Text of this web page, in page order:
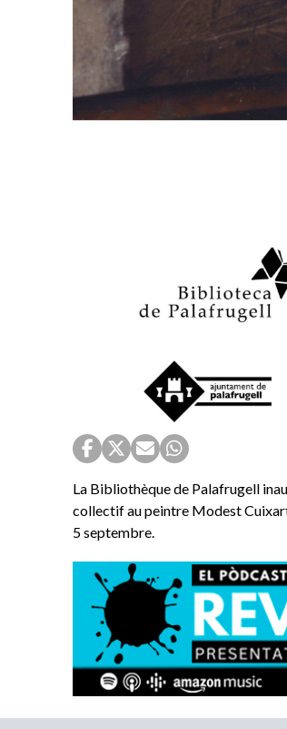
La Bibliothèque de Palafrugell
collectif au peintre Modest
5 septembre.